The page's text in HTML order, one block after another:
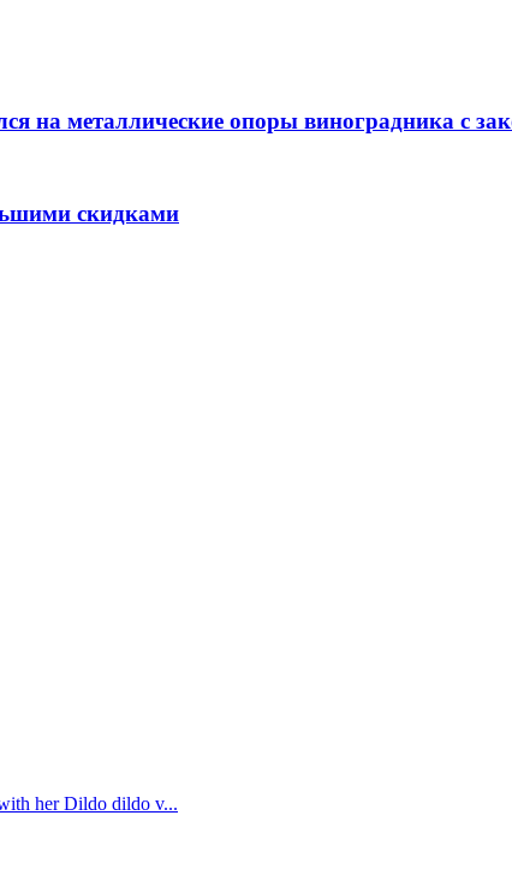
на металлические опоры виноградника с
скидками
her Dildo dildo v...